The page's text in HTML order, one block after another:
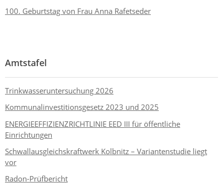
100. Geburtstag von Frau Anna Rafetseder
Amtstafel
Trinkwasseruntersuchung 2026
Kommunalinvestitionsgesetz 2023 und 2025
ENERGIEEFFIZIENZRICHTLINIE EED III für öffentliche
Einrichtungen
Schwallausgleichskraftwerk Kolbnitz – Variantenstudie liegt
vor
Radon-Prüfbericht